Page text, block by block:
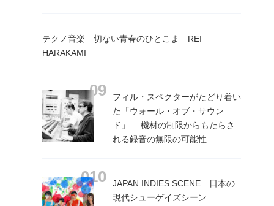
テクノ音楽 切ない青春のひとこま REI
HARAKAMI
フィル・スペクターがたどり着い
た「ウォール・オブ・サウン
ド」 機材の制限からもたらさ
れる録音の無限の可能性
JAPAN INDIES SCENE 日本の
現代シューゲイズシーン